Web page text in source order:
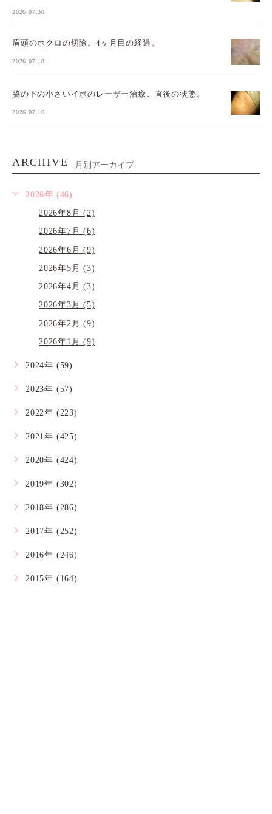
2026.07.30
眉頭のホクロの切除。4ヶ月目の経過。
2026.07.18
脇の下の小さいイボのレーザー治療。直後の状態。
2026.07.16
ARCHIVE 月別アーカイブ
2026年 (46)
2026年8月 (2)
2026年7月 (6)
2026年6月 (9)
2026年5月 (3)
2026年4月 (3)
2026年3月 (5)
2026年2月 (9)
2026年1月 (9)
2024年 (59)
2023年 (57)
2022年 (223)
2021年 (425)
2020年 (424)
2019年 (302)
2018年 (286)
2017年 (252)
2016年 (246)
2015年 (164)